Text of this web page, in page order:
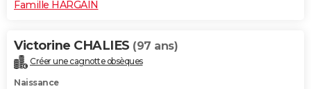
Famille HARGAIN
Victorine CHALIES (97 ans)
Créer une cagnotte obsèques
Naissance